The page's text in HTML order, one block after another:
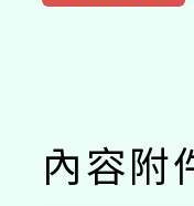
內容附